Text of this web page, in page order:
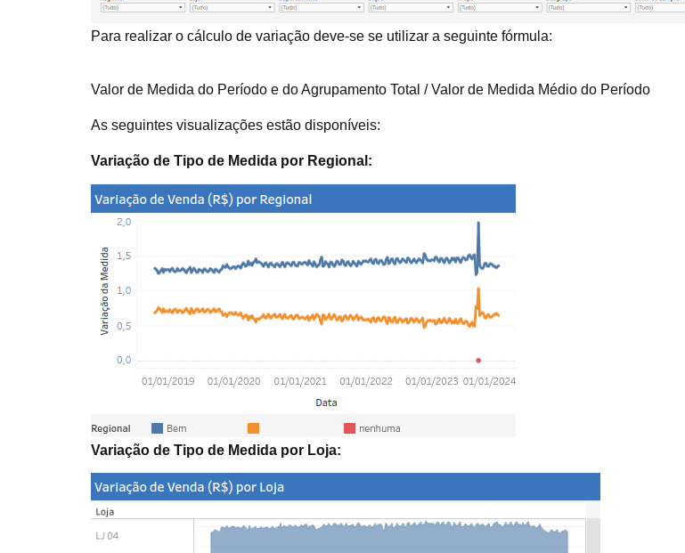
Para realizar o cálculo de variação deve-se se utilizar a seguinte fórmula:
Valor de Medida do Período e do Agrupamento Total / Valor de Medida Médio do Período
As seguintes visualizações estão disponíveis:
Variação de Tipo de Medida por Regional:
Variação de Tipo de Medida por Loja: